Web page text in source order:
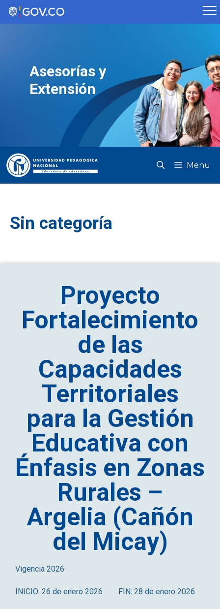
Saltar
contenido
Asesorías y
Extensión
Menu
Sin categoría
Proyecto
Fortalecimiento
de las
Capacidades
Territoriales
para la Gestión
Educativa con
Énfasis en Zonas
Rurales –
Argelia (Cañón
del Micay)
Vigencia 2026
INICIO: 26 de enero 2026 FIN: 28 de enero 2026